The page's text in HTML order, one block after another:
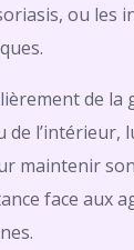
ou les
de la
de l’intérieur,
maintenir
face aux